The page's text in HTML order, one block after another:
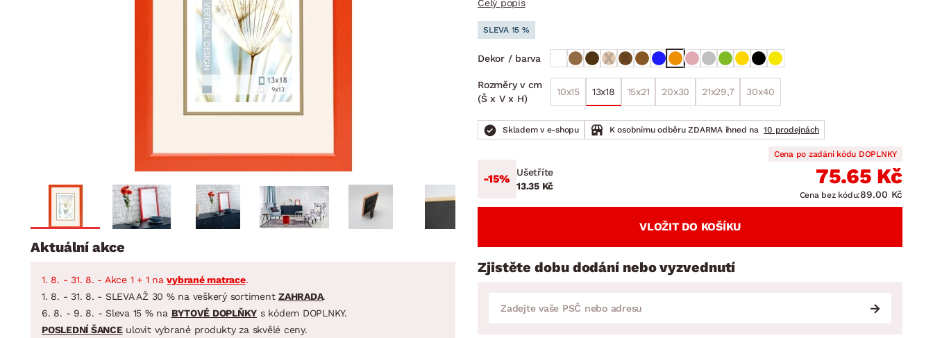
STOLOVÁNÍ A VAŘENÍ
Jídelní servis
Příbory
Hrnce
Pánve
DOMÁCÍ SPOTŘEBIČE
Koupelnové sestavy
Jídelní sestavy
Zahradní sestavy
Celý popis
SLEVA 15 %
Dekor / barva
Rozměry v cm
(Š x V x H)
10x15 13x18 15x21 20x30 21x29,7 30x40
Skladem v e-shopu K osobnímu odběru ZDARMA ihned na 10 prodejnách
-15%
Ušetříte
13.35 Kč
Cena po zadání kódu DOPLNKY
75.65 Kč
Cena bez kódu:89.00 Kč
VLOŽIT DO KOŠÍKU
Zjistěte dobu dodání nebo vyzvednutí
Aktuální akce
1. 8. - 31. 8. - Akce 1 + 1 navybrané matrace.
1. 8. - 31. 8. - SLEVA AŽ 30 % na veškerý sortiment ZAHRADA.
6. 8. - 9. 8. - Sleva 15 % na BYTOVÉ DOPLŇKY s kódem DOPLNKY.
POSLEDNÍ ŠANCEulovit vybrané produkty za skvělé ceny.